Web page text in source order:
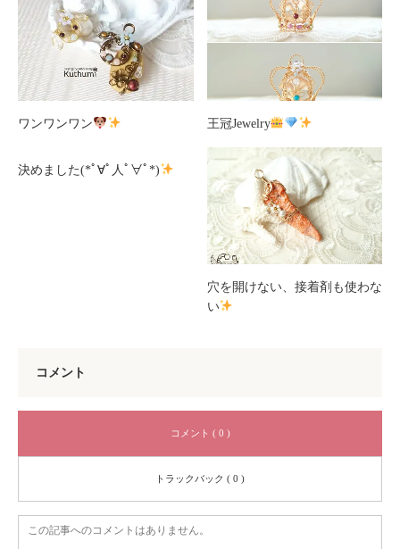
ワンワンワン 王冠Jewelry
決めました(*ﾟ∀ﾟ人ﾟ∀ﾟ*)
穴を開けない、接着剤も使わな
い
コメント
コメント ( 0 )
トラックバック ( 0 )
この記事へのコメントはありません。